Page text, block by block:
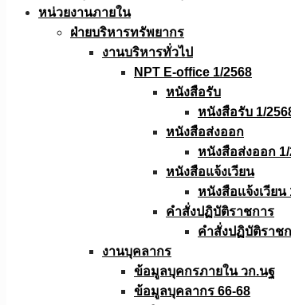
หน่วยงานภายใน
ฝ่ายบริหารทรัพยากร
งานบริหารทั่วไป
NPT E-office 1/2568
หนังสือรับ
หนังสือรับ 1/
หนังสือส่งออก
หนังสือส่งออก 1/
หนังสือแจ้งเวียน
หนังสือเเจ้งเวียน
คำสั่งปฏิบัติราชการ
คำสั่งปฏิบัติราช
งานบุคลากร
ข้อมูลบุคกรภายใน วก.นฐ
ข้อมูลบุคลากร 66-68